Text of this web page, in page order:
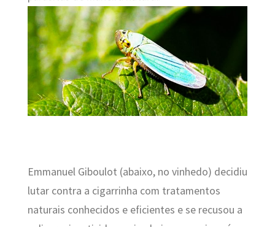
Emmanuel Giboulot (abaixo, no vinhedo) decidiu
lutar contra a cigarrinha com tratamentos
naturais conhecidos e eficientes e se recusou a